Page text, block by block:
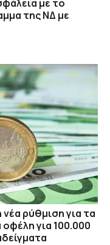
με το
της ΝΔ με
ρύθμιση για τα
οφέλη για 100.000